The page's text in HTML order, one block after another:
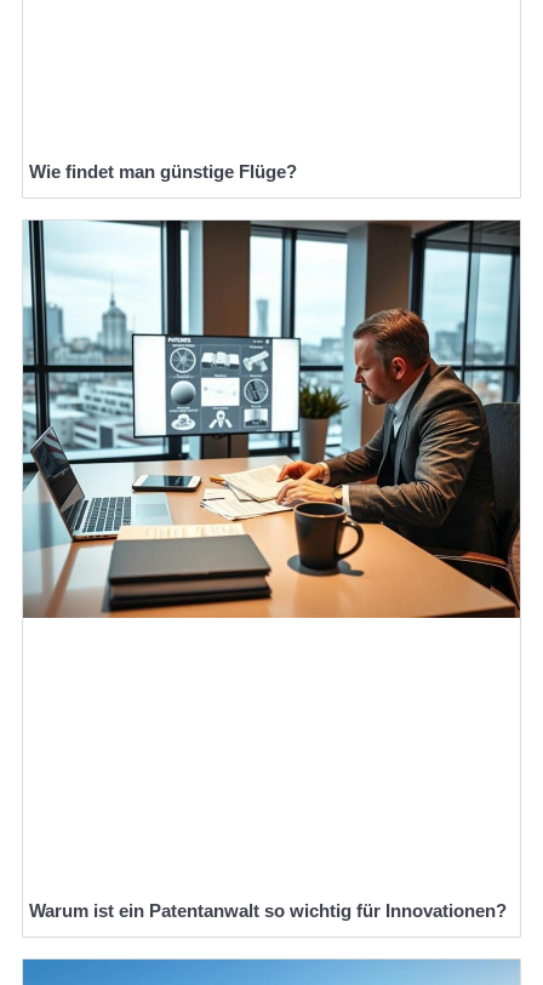
Wie findet man günstige Flüge?
Warum ist ein Patentanwalt so wichtig für Innovationen?